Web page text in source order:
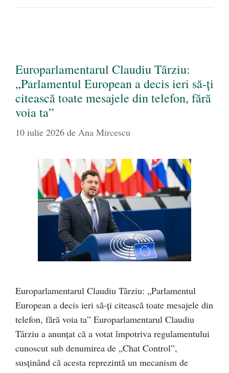
Europarlamentarul Claudiu Târziu:
„Parlamentul European a decis ieri să-ți
citească toate mesajele din telefon, fără
voia ta”
10 iulie 2026 de Ana Mircescu
Europarlamentarul Claudiu Târziu: „Parlamentul
European a decis ieri să-ți citească toate mesajele din
telefon, fără voia ta” Europarlamentarul Claudiu
Târziu a anunțat că a votat împotriva regulamentului
cunoscut sub denumirea de „Chat Control”,
susținând că acesta reprezintă un mecanism de